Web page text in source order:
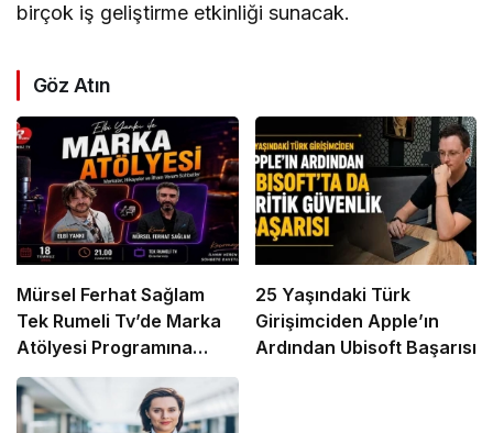
birçok iş geliştirme etkinliği sunacak.
Göz Atın
Mürsel Ferhat Sağlam
Tek Rumeli Tv’de Marka
Atölyesi Programına
Konuk Oldu
25 Yaşındaki Türk
Girişimciden Apple’ın
Ardından Ubisoft Başarısı